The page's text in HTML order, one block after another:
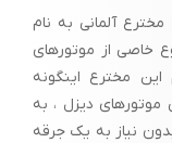
کپه جدا نشد با زدن
. سپس با فشار دادن
و کپه پائین را
ها را جدا کرده و
آلمانی به نام
رودلف دیزل است که در سال 1892 نوع خاصی از موتورهای
این مخترع اینگونه
موتورهای دیزل ، به
نیاز به یک جرقه